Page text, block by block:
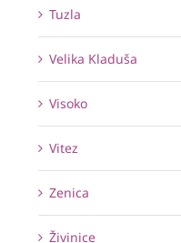
Tuzla
Velika Kladuša
Visoko
Vitez
Zenica
Živinice